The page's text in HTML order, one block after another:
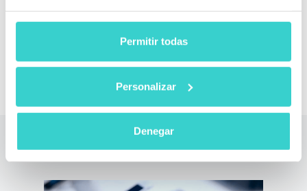
Permitir todas
Personalizar
Denegar
Solicitar Demo
Lea también